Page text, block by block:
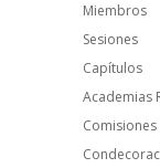
Miembros
Sesiones
Capítulos
Academias